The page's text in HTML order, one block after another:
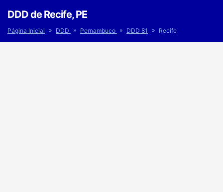
DDD de Recife, PE
Página Inicial » DDD » Pernambuco » DDD 81 » Recife